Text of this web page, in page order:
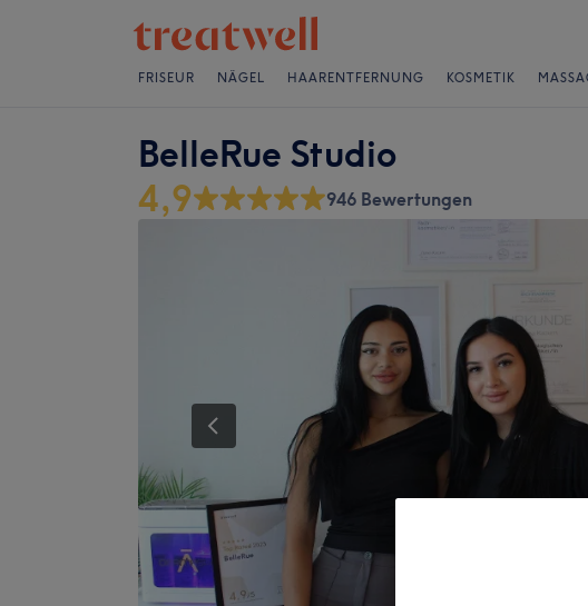
FRISEUR NÄGEL HAARENTFERNUNG KOSMETIK
BelleRue Studio
4,9 946 Bewertungen